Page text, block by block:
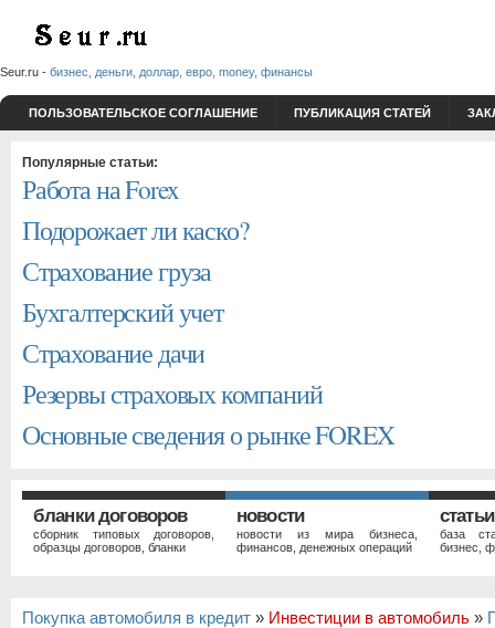
Seur.ru - бизнес, деньги, доллар, евро, money, финансы
ПОЛЬЗОВАТЕЛЬСКОЕ СОГЛАШЕНИЕ ПУБЛИКАЦИЯ СТАТЕЙ
Популярные статьи:
Работа на Forex
Подорожает ли каско?
Страхование груза
Бухгалтерский учет
Страхование дачи
Резервы страховых компаний
Основные сведения о рынке FOREX
бланки договоров
сборник типовых договоров,
образцы договоров, бланки
новости
новости из мира бизнеса,
финансов, денежных операций
статьи
база
бизнес,
Покупка автомобиля в кредит » Инвестиции в автомобиль »